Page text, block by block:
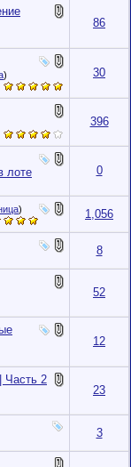
86
)
30
396
лоте
0
)
1,056
8
52
12
2
23
3